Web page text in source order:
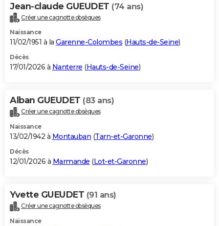
Jean-claude GUEUDET (74 ans)
Créer une cagnotte obsèques
Naissance
11/02/1951 à la Garenne-Colombes (Hauts-de-Seine)
Décès
17/01/2026 à Nanterre (Hauts-de-Seine)
Alban GUEUDET (83 ans)
Créer une cagnotte obsèques
Naissance
13/02/1942 à Montauban (Tarn-et-Garonne)
Décès
12/01/2026 à Marmande (Lot-et-Garonne)
Yvette GUEUDET (91 ans)
Créer une cagnotte obsèques
Naissance